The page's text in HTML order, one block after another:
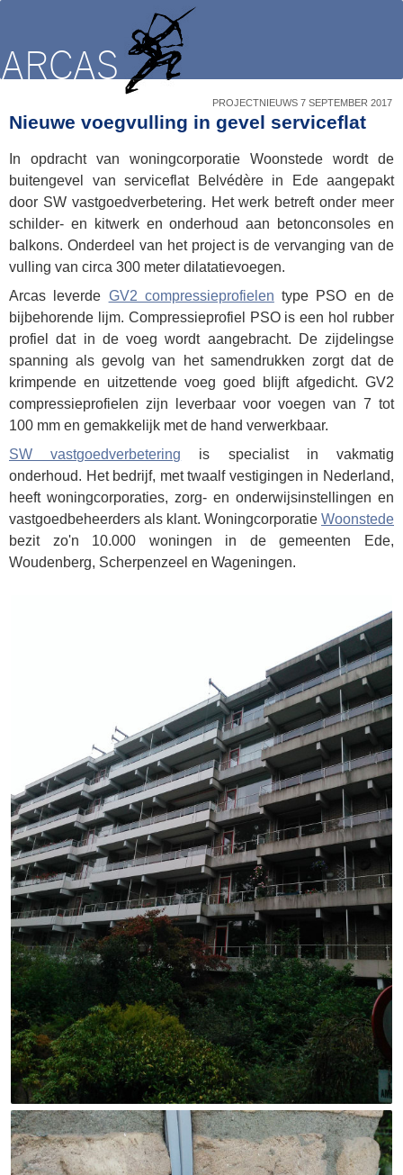
PROJECTNIEUWS 7 SEPTEMBER 2017
Nieuwe voegvulling in gevel serviceflat
In opdracht van woningcorporatie Woonstede wordt de
buitengevel van serviceflat Belvédère in Ede aangepakt
door SW vastgoedverbetering. Het werk betreft onder meer
schilder- en kitwerk en onderhoud aan betonconsoles en
balkons. Onderdeel van het project is de vervanging van de
vulling van circa 300 meter dilatatievoegen.
Arcas leverde GV2 compressieprofielen type PSO en de
bijbehorende lijm. Compressieprofiel PSO is een hol rubber
profiel dat in de voeg wordt aangebracht. De zijdelingse
spanning als gevolg van het samendrukken zorgt dat de
krimpende en uitzettende voeg goed blijft afgedicht. GV2
compressieprofielen zijn leverbaar voor voegen van 7 tot
100 mm en gemakkelijk met de hand verwerkbaar.
SW vastgoedverbetering is specialist in vakmatig
onderhoud. Het bedrijf, met twaalf vestigingen in Nederland,
heeft woningcorporaties, zorg- en onderwijsinstellingen en
vastgoedbeheerders als klant. Woningcorporatie Woonstede
bezit zo'n 10.000 woningen in de gemeenten Ede,
Woudenberg, Scherpenzeel en Wageningen.